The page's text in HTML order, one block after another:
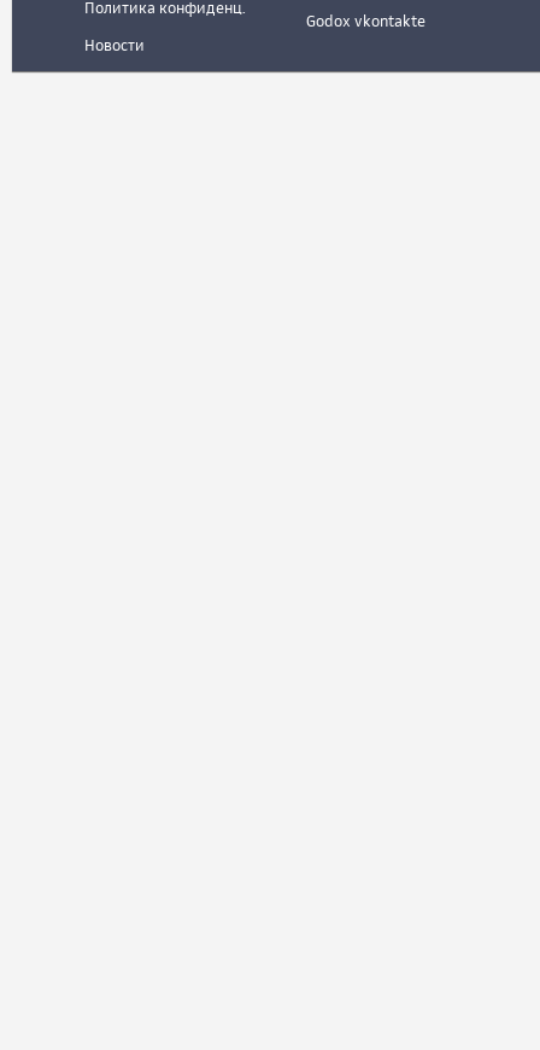
Политика конфиденц.
Новости
Godox vkontakte